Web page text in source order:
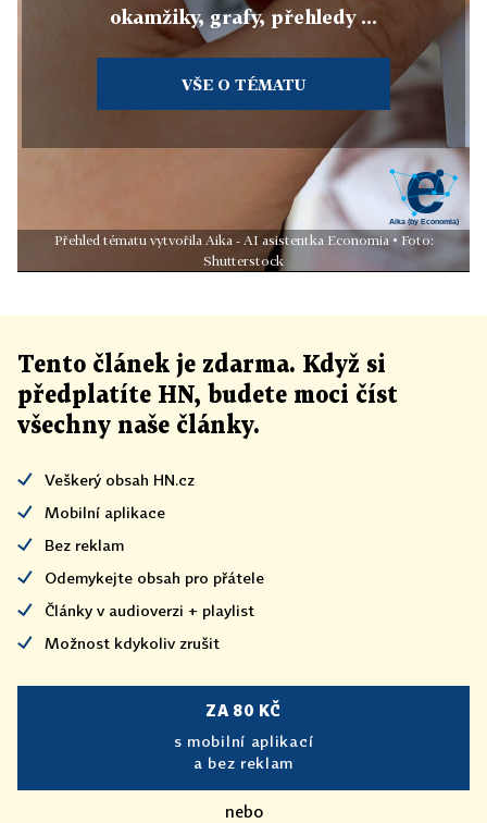
okamžiky, grafy, přehledy ...
VŠE O TÉMATU
Přehled tématu vytvořila Aika - AI asistentka Economia • Foto:
Shutterstock
Tento článek je zdarma. Když si
předplatíte HN, budete moci číst
všechny naše články.
Veškerý obsah HN.cz
Mobilní aplikace
Bez reklam
Odemykejte obsah pro přátele
Články v audioverzi + playlist
Možnost kdykoliv zrušit
ZA 80 KČ
s mobilní aplikací
a bez reklam
nebo